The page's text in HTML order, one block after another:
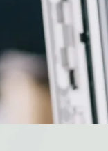
jesteś?